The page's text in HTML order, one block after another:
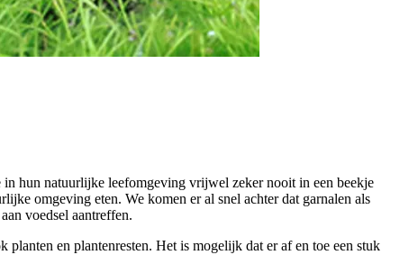
hun natuurlijke leefomgeving vrijwel zeker nooit in een beekje
omgeving eten. We komen er al snel achter dat garnalen als
voedsel aantreffen.
en plantenresten. Het is mogelijk dat er af en toe een stuk